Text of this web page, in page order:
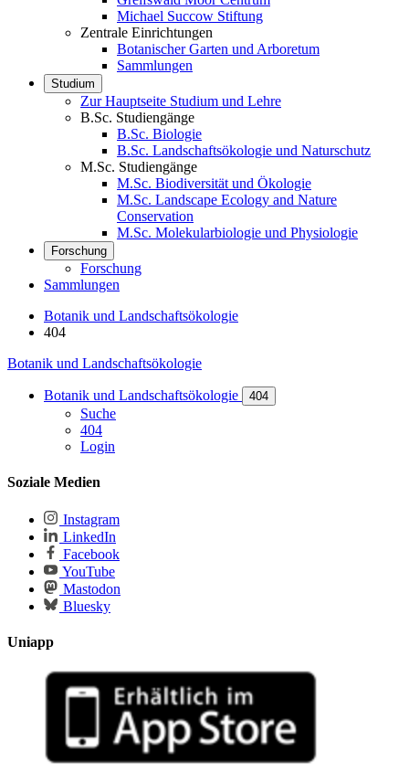
Michael Succow Stiftung
Zentrale Einrichtungen
Botanischer Garten und Arboretum
Sammlungen
Studium
Zur Hauptseite Studium und Lehre
B.Sc. Studiengänge
B.Sc. Biologie
B.Sc. Landschaftsökologie und Naturschutz
M.Sc. Studiengänge
M.Sc. Biodiversität und Ökologie
M.Sc. Landscape Ecology and Nature
Conservation
M.Sc. Molekularbiologie und Physiologie
Forschung
Forschung
Sammlungen
Botanik und Landschaftsökologie
404
Botanik und Landschaftsökologie
Botanik und Landschaftsökologie 404
Suche
404
Login
Soziale Medien
Instagram
LinkedIn
Facebook
YouTube
Mastodon
Bluesky
Uniapp